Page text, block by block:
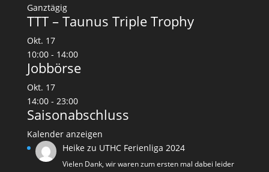
Ganztägig
TTT – Taunus Triple Trophy
Okt. 17
10:00- 14:00
Jobbörse
Okt. 17
14:00- 23:00
Saisonabschluss
Kalender anzeigen
Heike zu UTHC Ferienliga 2024
Vielen Dank, wir waren zum ersten mal dabei leider